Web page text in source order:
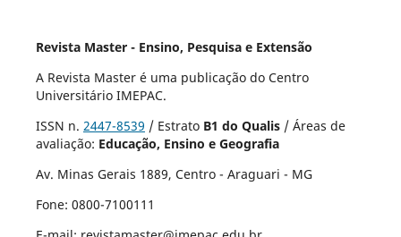
Revista Master - Ensino, Pesquisa e Extensão
A Revista Master é uma publicação do Centro
Universitário IMEPAC.
ISSN n. 2447-8539 / Estrato B1 do Qualis/ Áreas de
avaliação: Educação, Ensino e Geografia
Av. Minas Gerais 1889, Centro - Araguari - MG
Fone: 0800-7100111